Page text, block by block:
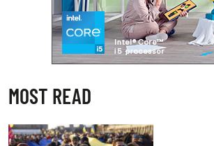
MOST READ